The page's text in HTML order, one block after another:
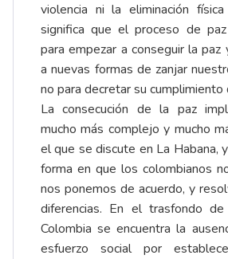
violencia ni la eliminación
significa que el proceso de
para empezar a conseguir la paz
a nuevas formas de zanjar
no para decretar su cumplimiento
La consecución de la paz
mucho más complejo y mucho
el que se discute en La Habana,
forma en que los colombianos
nos ponemos de acuerdo, y
diferencias. En el trasfondo
Colombia se encuentra la
esfuerzo social por